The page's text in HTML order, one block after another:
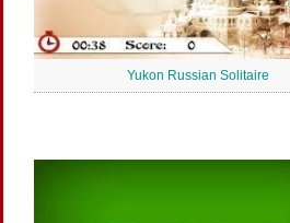
Yukon Russian Solitaire